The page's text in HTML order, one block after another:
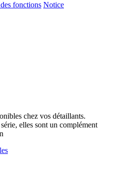
fonctions Notice
chez vos détaillants.
elles sont un complément